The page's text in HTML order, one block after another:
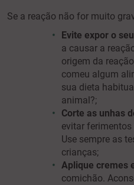
Se a reação não for muito
Evite expor o
a causar a
origem da
comeu algum
sua dieta
animal?;
Corte as unhas
evitar
Use sempre as
crianças;
Aplique cremes
comichão.